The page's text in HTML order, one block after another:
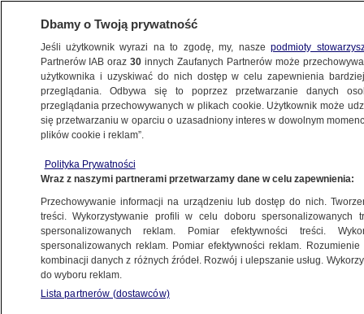
POLSKA
3.10.2007, 08:59Aktualizacja: 3.10.2007, 09:29
Udostępnij
Dbamy o Twoją prywatność
Jeśli użytkownik wyrazi na to zgodę, my, naszepodmioty
Partnerów IAB oraz30 innych Zaufanych Partnerów może
użytkownika i uzyskiwać do nich dostęp w celu zapewnienia
przeglądania. Odbywa się to poprzez przetwarzanie danych
przeglądania przechowywanych w plikach cookie. Użytkownik może
się przetwarzaniu w oparciu o uzasadniony interes w dowolnym
plików cookie i reklam”.
Polityka Prywatności
Wraz z naszymi partnerami przetwarzamy dane w celu zapewnienia:
Przechowywanie informacji na urządzeniu lub dostęp do nich.
treści. Wykorzystywanie profili w celu doboru spersonalizowanych
spersonalizowanych reklam. Pomiar efektywności treści.
spersonalizowanych reklam. Pomiar efektywności reklam.
kombinacji danych z różnych źródeł. Rozwój i ulepszanie usług.
do wyboru reklam.
Lista partnerów (dostawców)